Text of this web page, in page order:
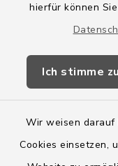
hierfür können
Ich stimme zu
Wir weisen darauf
Cookies einsetzen,
Amtsbroschüre
Wege-